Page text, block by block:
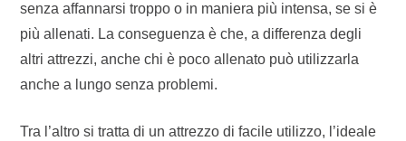
senza affannarsi troppo o in maniera più intensa, se si è
più allenati. La conseguenza è che, a differenza degli
altri attrezzi, anche chi è poco allenato può utilizzarla
anche a lungo senza problemi.
Tra l’altro si tratta di un attrezzo di facile utilizzo, l’ideale